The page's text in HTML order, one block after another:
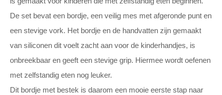
De set bevat een bordje, een veilig mes met afgeronde punt en
een stevige vork. Het bordje en de handvatten zijn gemaakt
van siliconen dit voelt zacht aan voor de kinderhandjes, is
onbreekbaar en geeft een stevige grip. Hiermee wordt oefenen
met zelfstandig eten nog leuker.
Dit bordje met bestek is daarom een mooie eerste stap naar